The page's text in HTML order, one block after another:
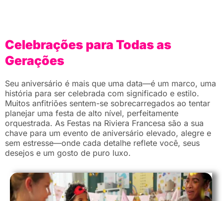
Celebrações para Todas as
Gerações
Seu aniversário é mais que uma data—é um marco, uma
história para ser celebrada com significado e estilo.
Muitos anfitriões sentem-se sobrecarregados ao tentar
planejar uma festa de alto nível, perfeitamente
orquestrada. As Festas na Riviera Francesa são a sua
chave para um evento de aniversário elevado, alegre e
sem estresse—onde cada detalhe reflete você, seus
desejos e um gosto de puro luxo.